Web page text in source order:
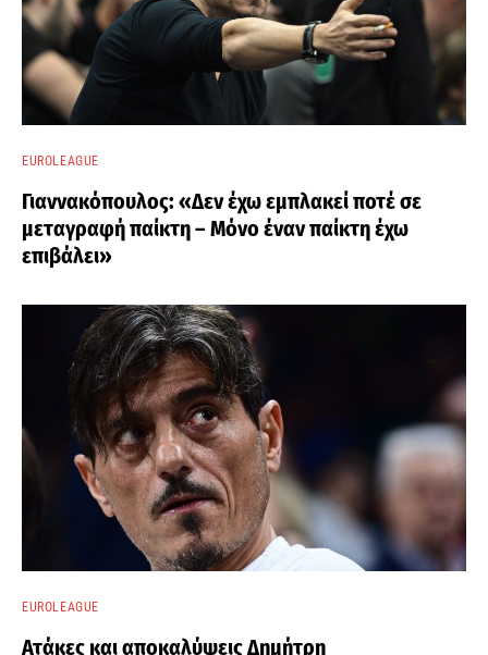
EUROLEAGUE
Γιαννακόπουλος: «Δεν έχω εμπλακεί ποτέ σε
μεταγραφή παίκτη – Μόνο έναν παίκτη έχω
επιβάλει»
EUROLEAGUE
Ατάκες και αποκαλύψεις Δημήτρη